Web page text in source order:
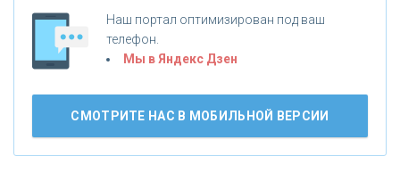
«БАНК ВОЗРОЖДЕНИЕ»
АО «КРЕДИТ ЕВРОПА БАНК»
Банки.ру обновил логотип впервые за 19 лет -
Наш портал оптимизирован под ваш
телефон.
Мы в Яндекс Дзен
СМОТРИТЕ НАС В МОБИЛЬНОЙ ВЕРСИИ